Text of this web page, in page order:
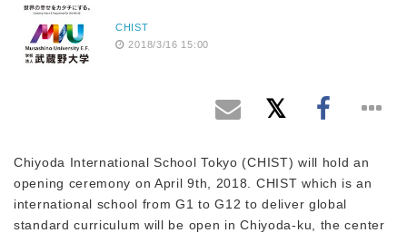
CHIST
2018/3/16 15:00
Chiyoda International School Tokyo (CHIST) will hold an
opening ceremony on April 9th, 2018. CHIST which is an
international school from G1 to G12 to deliver global
standard curriculum will be open in Chiyoda-ku, the center